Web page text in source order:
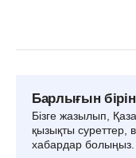
Барлығын
Бізге жазылып,
қызықты суреттер,
хабардар болыңыз.